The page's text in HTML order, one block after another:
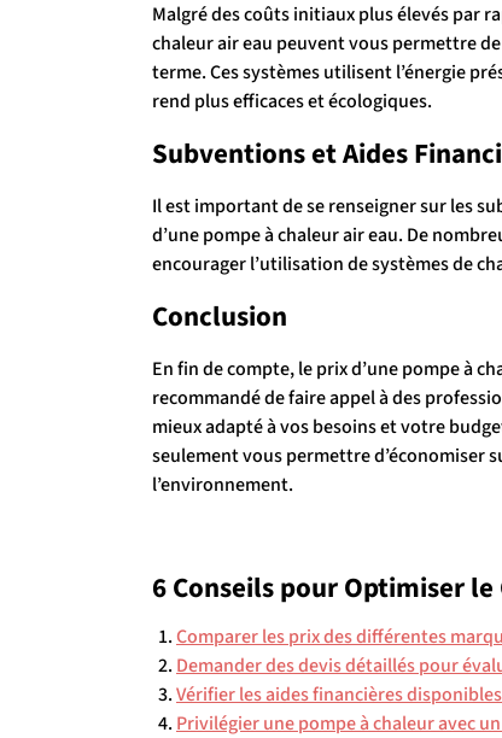
Malgré des coûts initiaux plus élevés par
chaleur air eau peuvent vous permettre
terme. Ces systèmes utilisent l’énergie
rend plus efficaces et écologiques.
Subventions et Aides
Il est important de se renseigner sur les
d’une pompe à chaleur air eau. De
encourager l’utilisation de systèmes de
Conclusion
En fin de compte, le prix d’une pompe à
recommandé de faire appel à des
mieux adapté à vos besoins et votre
seulement vous permettre d’économiser
l’environnement.
6 Conseils pour Optimiser le
Comparer les prix des différentes
Demander des devis détaillés pour
Vérifier les aides financières
Privilégier une pompe à chaleur avec